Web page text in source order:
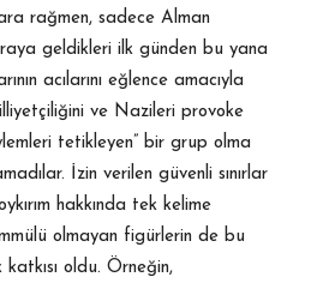
rağmen, sadece Alman
geldikleri ilk günden bu yana
acılarını eğlence amacıyla
ve Nazileri provoke
tetikleyen” bir grup olma
İzin verilen güvenli sınırlar
hakkında tek kelime
olmayan figürlerin de bu
oldu. Örneğin,